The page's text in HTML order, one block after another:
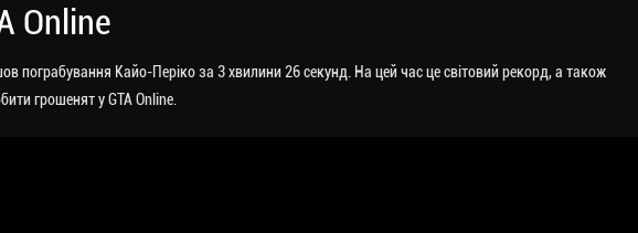
Online
пограбування Кайо-Періко за 3 хвилини 26 секунд. На цей час це світовий рекорд, а також
грошенят у GTA Online.